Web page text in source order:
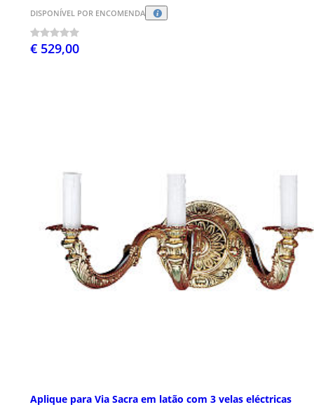
DISPONÍVEL POR ENCOMENDA
€ 529,00
Aplique para Via Sacra em latão com 3 velas eléctricas